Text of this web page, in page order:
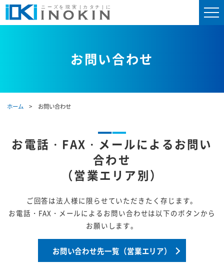
お問い合わせ
ホーム お問い合わせ
お電話・FAX・メールによるお問い
合わせ
（営業エリア別）
ご回答は法人様に限らせていただきたく存じます。
お電話・FAX・メールによるお問い合わせは以下のボタンから
お願いします。
お問い合わせ先一覧（営業エリア）